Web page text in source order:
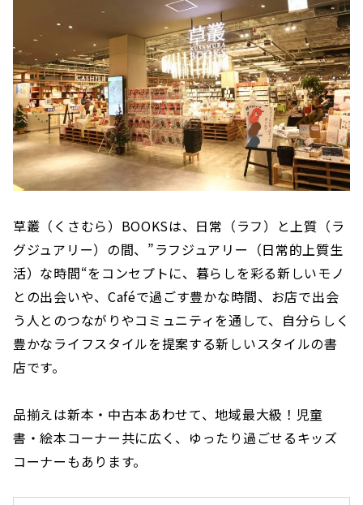
草叢（くさむら）BOOKSは、日常（ラフ）と上質（ラ
グジュアリー）の間、”ラフジュアリー（日常的上質生
活）な時間“をコンセプトに、暮らしを彩る新しいモノ
との出会いや、Caféで過ごす豊かな時間、お店で出会
う人とのつながりやコミュニティを通して、自分らしく
豊かなライフスタイルを提案する新しいスタイルの書
店です。
品揃えは新本・中古本あわせて、地域最大級！児童
書・絵本コーナー共に広く、ゆったり過ごせるキッズ
コーナーもあります。